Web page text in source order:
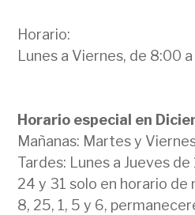
Horario:
Lunes a Viernes, de 8:00
Horario especial en
Mañanas: Martes y
Tardes: Lunes a Jueves
24 y 31 solo en horario de
8, 25, 1, 5 y 6,